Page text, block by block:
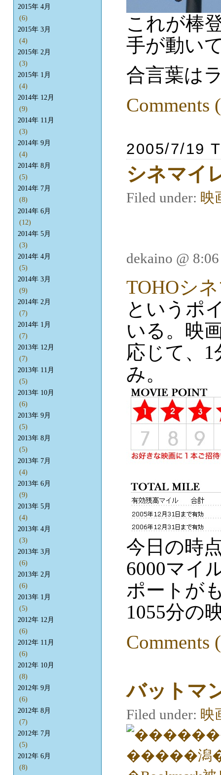
これが棒
手が動い
合言葉は
Comments
2005/7/19
シネマイ
Filed under: 映
dekaino @
TOHOシ
というポ
いる。映
応じて、
み。
今日の時
6000マイ
ポートが
1055分の
Comments
バットマ
Filed under: 映
2015年 4月
(6)
2015年 3月
(4)
2015年 2月
(3)
2015年 1月
(4)
2014年 12月
(9)
2014年 11月
(3)
2014年 9月
(4)
2014年 8月
(5)
2014年 7月
(8)
2014年 6月
(12)
2014年 5月
(3)
2014年 4月
(5)
2014年 3月
(9)
2014年 2月
(7)
2014年 1月
(7)
2013年 12月
(7)
2013年 11月
(5)
2013年 10月
(6)
2013年 9月
(5)
2013年 8月
(5)
2013年 7月
(4)
2013年 6月
(9)
2013年 5月
(4)
2013年 4月
(3)
2013年 3月
(6)
2013年 2月
(6)
2013年 1月
(5)
2012年 12月
(6)
2012年 11月
(6)
2012年 10月
(8)
2012年 9月
(6)
2012年 8月
(7)
2012年 7月
(5)
2012年 6月
(8)